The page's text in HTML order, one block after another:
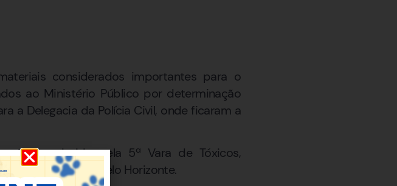
considerados importantes para o
ao Ministério Público por determinação
a Delegacia da Polícia Civil, onde ficaram a
conduzida pela 5ª Vara de Tóxicos,
da Comarca de Belo Horizonte.